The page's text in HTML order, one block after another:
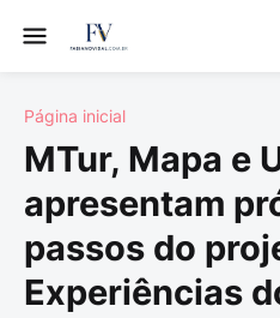
Página inicial
MTur, Mapa e
apresentam
passos do
Experiências